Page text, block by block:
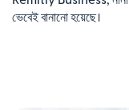
ভেবেই বানানো হয়েছে।